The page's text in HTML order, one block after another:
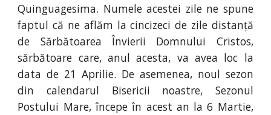
Quinguagesima. Numele acestei zile ne spune
faptul că ne aflăm la cincizeci de zile distanță
de Sărbătoarea Învierii Domnului Cristos,
sărbătoare care, anul acesta, va avea loc la
data de 21 Aprilie. De asemenea, noul sezon
din calendarul Bisericii noastre, Sezonul
Postului Mare, începe în acest an la 6 Martie,